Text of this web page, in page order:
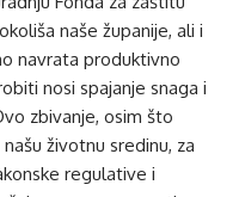
naše županije, ali i
navrata produktivno
nosi spajanje snaga i
zbivanje, osim što
životnu sredinu, za
regulative i